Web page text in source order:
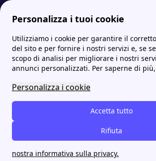
Personalizza i tuoi cookie
Utilizziamo i cookie per garantire il
del sito e per fornire i nostri servizi e, se
scopo di analisi per migliorare i nostri
annunci personalizzati. Per saperne di
Personalizza i cookie
Accetta tutto
Rifiuta
nostra informativa sulla privacy.
Internet Casa Cos'è Cheapnet e quali sono le offerte internet casa Cheapnet servizi extra: speed test e molto altro
Cheapnet servizi
speed test e molto
Cheapnet è un operatore telefonico
particolarmente apprezzato per la
economicità (appunto "cheap"
economico). Oltre ai piani e alle